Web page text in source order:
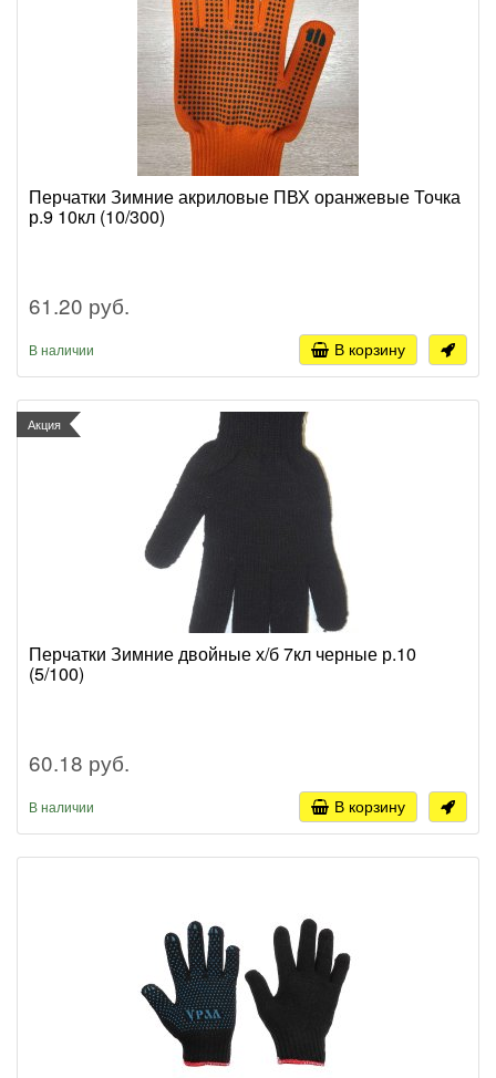
Перчатки Зимние акриловые ПВХ оранжевые Точка
р.9 10кл (10/300)
61.20 руб.
В наличии В корзину
Акция
Перчатки Зимние двойные х/б 7кл черные р.10
(5/100)
60.18 руб.
В наличии В корзину